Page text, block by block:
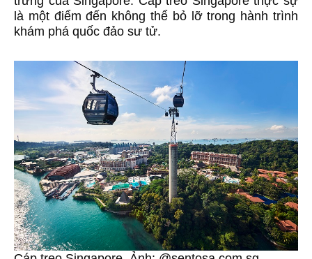
là một điểm đến không thể bỏ lỡ trong hành trình
khám phá quốc đảo sư tử.